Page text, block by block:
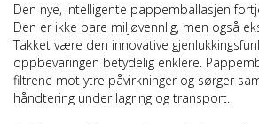
Den nye, intelligente pappemballasjen
Den er ikke bare miljøvennlig, men også
Takket være den innovative
oppbevaringen betydelig enklere.
filtrene mot ytre påvirkninger og sørger
håndtering under lagring og transport.